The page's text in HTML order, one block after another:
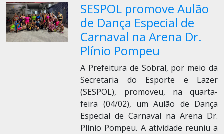
SESPOL promove Aulão
de Dança Especial de
Carnaval na Arena Dr.
Plínio Pompeu
A Prefeitura de Sobral, por meio da
Secretaria do Esporte e Lazer
(SESPOL), promoveu, na quarta-
feira (04/02), um Aulão de Dança
Especial de Carnaval na Arena Dr.
Plínio Pompeu. A atividade reuniu a